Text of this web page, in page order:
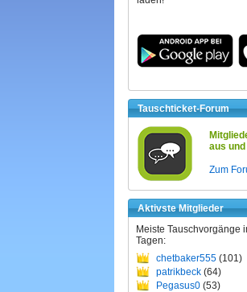
Tauschticket-Forum
aus
Zum
Aktivste Mitglieder
Meiste Tauschvorgänge
Tagen:
chetbaker555 (101)
patrikbeck (64)
Pegasus0 (53)